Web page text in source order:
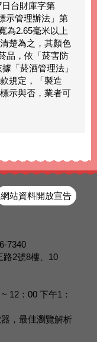
台財庫字第
示管理辦法」第
為2.65毫米以上
楚為之，其顏色
品，依「菸害防
「菸酒管理法」
規定，「製造
示與否，業者可
網站資料開放宣告
7340
2號8樓、10
12：00 下午1：
，最佳瀏覽解析